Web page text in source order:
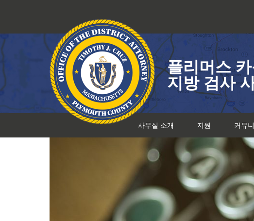
로
건
뛰
기
플리머스 카
지방 검사
사무실 소개 지원 커뮤